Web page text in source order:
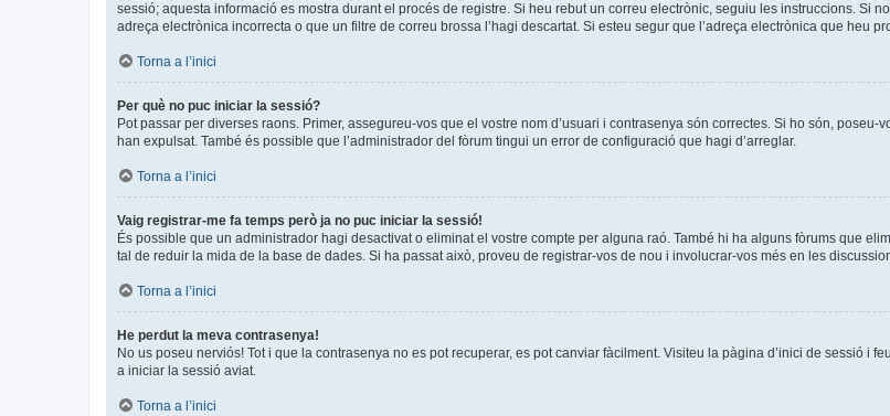
sessió; aquesta informació es mostra durant el procés de registre. Si heu rebut un correu electrònic, seguiu les instruccions. Si
adreça electrònica incorrecta o que un filtre de correu brossa l’hagi descartat. Si esteu segur que l’adreça electrònica que heu
Torna a l’inici
Per què no puc iniciar la sessió?
Pot passar per diverses raons. Primer, assegureu-vos que el vostre nom d’usuari i contrasenya són correctes. Si ho són,
han expulsat. També és possible que l’administrador del fòrum tingui un error de configuració que hagi d’arreglar.
Torna a l’inici
Vaig registrar-me fa temps però ja no puc iniciar la sessió!
És possible que un administrador hagi desactivat o eliminat el vostre compte per alguna raó. També hi ha alguns fòrums que
tal de reduir la mida de la base de dades. Si ha passat això, proveu de registrar-vos de nou i involucrar-vos més en les
Torna a l’inici
He perdut la meva contrasenya!
No us poseu nerviós! Tot i que la contrasenya no es pot recuperar, es pot canviar fàcilment. Visiteu la pàgina d’inici de sessió i
a iniciar la sessió aviat.
Torna a l’inici